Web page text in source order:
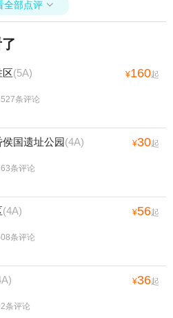
全部点评 
区(5A) ¥160起
条评论
国遗址公园(4A) ¥30起
条评论
(4A) ¥56起
条评论
¥36起
条评论